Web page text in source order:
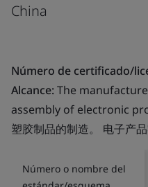
China
Número de certificado/
Alcance:The
assembly of electronic
塑胶制品的制造。 电子产品
Número o nombre del